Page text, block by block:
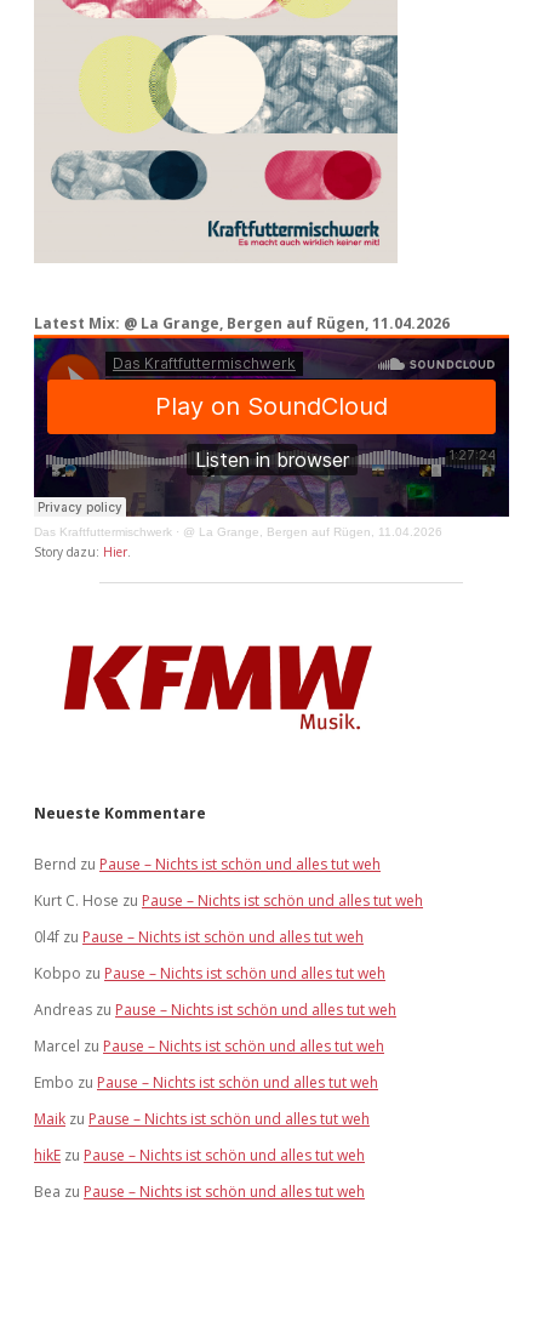
Latest Mix: @ La Grange, Bergen auf Rügen, 11.04.2026
Das Kraftfuttermischwerk · @ La Grange, Bergen auf Rügen, 11.04.2026
Story dazu: Hier.
Neueste Kommentare
Bernd zu Pause – Nichts ist schön und alles tut weh
Kurt C. Hose zu Pause – Nichts ist schön und alles tut weh
0l4f zu Pause – Nichts ist schön und alles tut weh
Kobpo zu Pause – Nichts ist schön und alles tut weh
Andreas zu Pause – Nichts ist schön und alles tut weh
Marcel zu Pause – Nichts ist schön und alles tut weh
Embo zu Pause – Nichts ist schön und alles tut weh
Maik zu Pause – Nichts ist schön und alles tut weh
hikE zu Pause – Nichts ist schön und alles tut weh
Bea zu Pause – Nichts ist schön und alles tut weh